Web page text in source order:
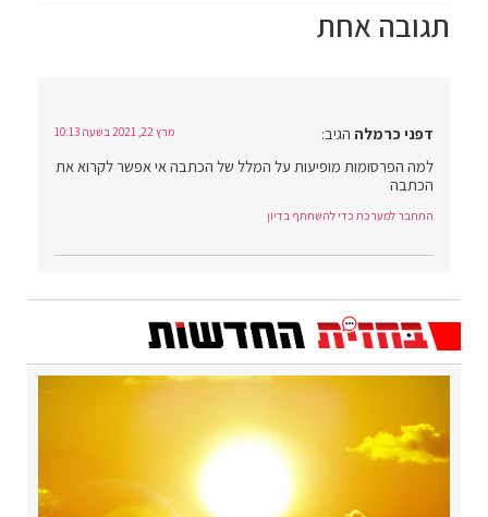
תגובה אחת
דפני כרמלה הגיב: מרץ 22, 2021 בשעה 10:13
למה הפרסומות מופיעות על המלל של הכתבה אי אפשר לקרוא את
הכתבה
התחבר למערכת כדי להשתתף בדיון